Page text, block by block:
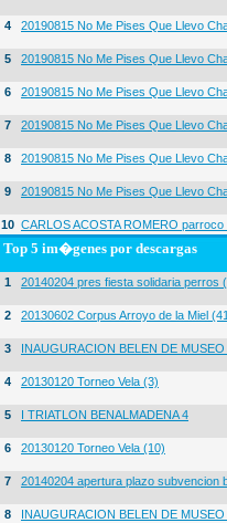
4 20190815 No Me Pises Que Llevo
5 20190815 No Me Pises Que Llevo
6 20190815 No Me Pises Que Llevo
7 20190815 No Me Pises Que Llevo
8 20190815 No Me Pises Que Llevo
9 20190815 No Me Pises Que Llevo
10 CARLOS ACOSTA ROMERO
Top 5 im�genes por descargas
1 20140204 pres fiesta solidaria perros
2 20130602 Corpus Arroyo de la Miel
3 INAUGURACION BELEN DE
4 20130120 Torneo Vela (3)
5 I TRIATLON BENALMADENA 4
6 20130120 Torneo Vela (10)
7 20140204 apertura plazo subvencion
8 INAUGURACION BELEN DE